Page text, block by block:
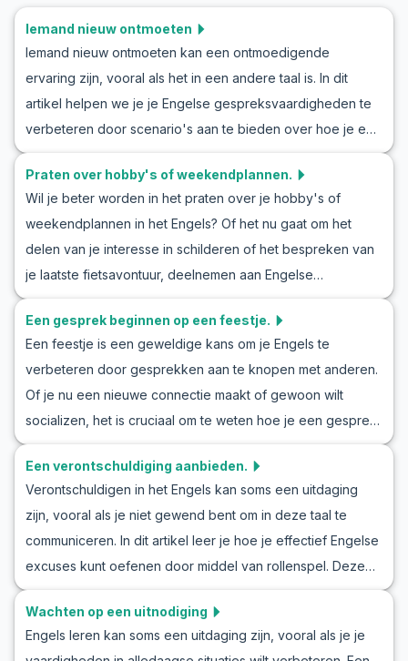
Iemand nieuw ontmoeten
Iemand nieuw ontmoeten kan een ontmoedigende
ervaring zijn, vooral als het in een andere taal is. In dit
artikel helpen we je je Engelse gespreksvaardigheden te
verbeteren door scenario's aan te bieden over hoe je een
kennismakingsgesprek kunt beginnen. Onze Engelse
rollenspelsectie "iemand nieuw ontmoeten" biedt je een
schat aan nuttige uitdrukkingen en algemene
woordenschat die je tegen kunt komen. Door deze
gesprekscenario's te oefenen, kun je zelfverzekerder
worden in het voeren van die lastige eerste gesprekken
door deze praktische strategieën voor het leren van
Praten over hobby's of weekendplannen.
Wil je beter worden in het praten over je hobby's of
weekendplannen in het Engels? Of het nu gaat om het
delen van je interesse in schilderen of het bespreken van
je laatste fietsavontuur, deelnemen aan Engelse
gesprekken kan je zelfvertrouwen in de taal vergroten. In
deze blog gaan we bekijken hoe je een discussie kunt
voeren over je hobby's en plannen. Je zult leren om
Engels te oefenen met hobbygesprekken door middel van
nuttige vocabulaire en sleutelzinnen die vaak in deze
context worden gebruikt. We bieden ook realistische
communicatieve vaardigheden te ontwikkelen. Dus als je
Een gesprek beginnen op een feestje.
Een feestje is een geweldige kans om je Engels te
verbeteren door gesprekken aan te knopen met anderen.
Of je nu een nieuwe connectie maakt of gewoon wilt
socializen, het is cruciaal om te weten hoe je een gesprek
in het Engels begint. In dit artikel leer je nuttige tips en krijg
je inzicht in het gebruik van Engels in party-situaties. We
richten ons op Engelse rollenspellen voor feestjes, die
helpen je gesprekken te oefenen en je zelfvertrouwen in
het spreken van Engels te vergroten. Klaar om je Engelse
gespreksvaardigheden voor feestjes te perfectioneren?
Een verontschuldiging aanbieden.
Verontschuldigen in het Engels kan soms een uitdaging
zijn, vooral als je niet gewend bent om in deze taal te
communiceren. In dit artikel leer je hoe je effectief Engelse
excuses kunt oefenen door middel van rollenspel. Deze
oefeningen stellen je in staat om je taalvaardigheden in
Engelstalige situaties te verbeteren. We bieden je een
verzameling nuttige woordenschat en belangrijke zinnen
Wachten op een uitnodiging
Engels leren kan soms een uitdaging zijn, vooral als je je